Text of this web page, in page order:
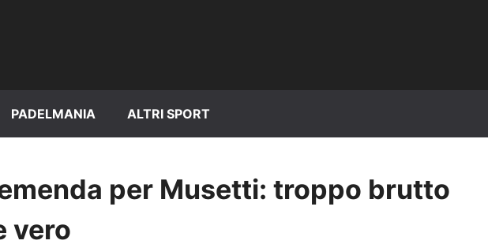
PADELMANIA ALTRI SPORT
per Musetti: troppo brutto
vero